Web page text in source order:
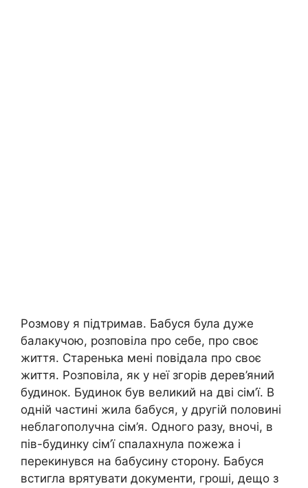
Розмову я підтримав. Бабуся була дуже
балакучою, розповіла про себе, про своє
життя. Старенька мені повідала про своє
життя. Розповіла, як у неї згорів дерев’яний
будинок. Будинок був великий на дві сім’ї. В
одній частині жила бабуся, у другій половині
неблагополучна сім’я. Одного разу, вночі, в
пів-будинку сім’ї спалахнула пожежа і
перекинувся на бабусину сторону. Бабуся
встигла врятувати документи, гроші, дещо з